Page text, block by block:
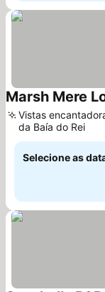
Marsh Mere
Vistas
da Baía do Rei
Selecione as